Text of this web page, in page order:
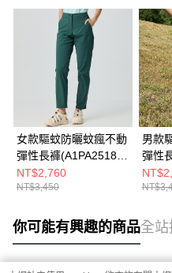
女款驅蚊防曬蚊瘋不動
彈性長褲(A1PA2518W
深軍綠/機能長褲/防蚊
褲)
NT$2,760
NT$3,450
男款
彈性
霧藍
褲)
你可能有興趣的商品全站